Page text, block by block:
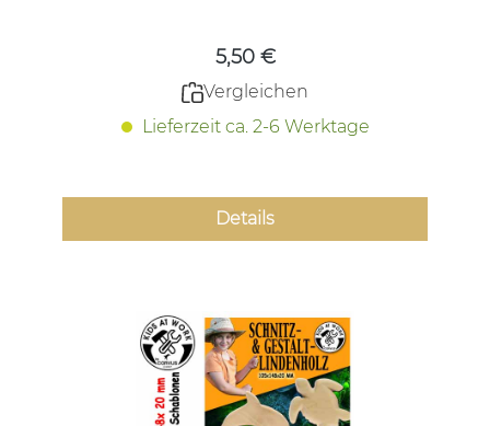
5,50 €
Vergleichen
Lieferzeit ca. 2-6 Werktage
Details